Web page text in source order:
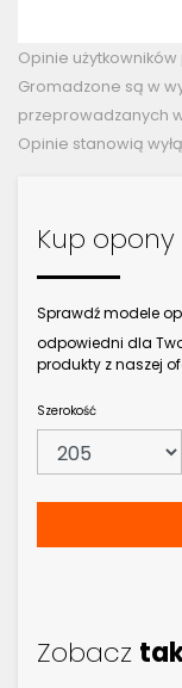
Opinie
Gromadzone są w
przeprowadzanych
Opinie stanowią
Kup opony
Sprawdź modele
odpowiedni dla
produkty z naszej
Szerokość
Zobacz